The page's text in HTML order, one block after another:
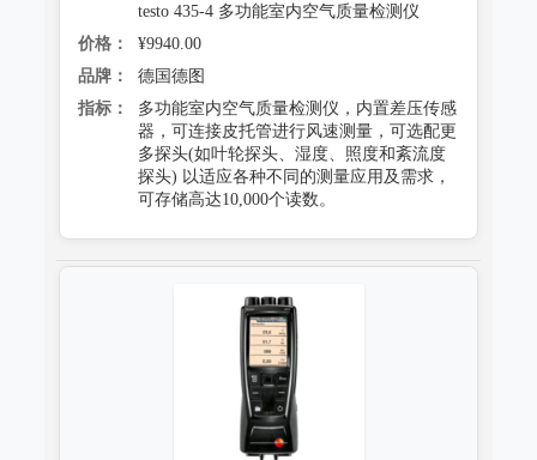
testo 435-4 多功能室内空气质量检测仪
价格：
¥9940.00
品牌：
德国德图
指标：
多功能室内空气质量检测仪，内置差压传感
器，可连接皮托管进行风速测量，可选配更
多探头(如叶轮探头、湿度、照度和紊流度
探头) 以适应各种不同的测量应用及需求，
可存储高达10,000个读数。